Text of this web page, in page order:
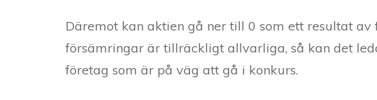
Däremot kan aktien gå ner till 0 som ett resultat
försämringar är tillräckligt allvarliga, så kan det
företag som är på väg att gå i konkurs.